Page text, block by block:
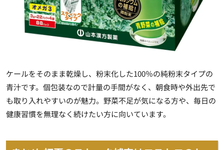
ケールをそのまま乾燥し、粉末化した100％の純粉末タイプの
青汁です。個包装なので計量の手間がなく、朝食時や外出先で
も取り入れやすいのが魅力。野菜不足が気になる方や、毎日の
健康習慣を無理なく続けたい方に向いています。